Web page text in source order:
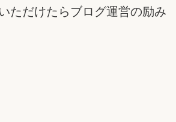
ただけたらブログ運営の励み